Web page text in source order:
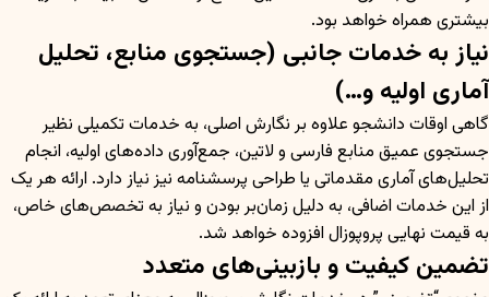
بیشتری همراه خواهد بود.
نیاز به خدمات جانبی (جستجوی منابع، تحلیل
آماری اولیه و…)
گاهی اوقات دانشجو علاوه بر نگارش اصلی، به خدمات تکمیلی نظیر
جستجوی عمیق منابع فارسی و لاتین، جمع‌آوری داده‌های اولیه، انجام
تحلیل‌های آماری مقدماتی یا طراحی پرسشنامه نیز نیاز دارد. ارائه هر یک
از این خدمات اضافی، به دلیل زمان‌بر بودن و نیاز به تخصص‌های خاص،
به قیمت نهایی پروپوزال افزوده خواهد شد.
تضمین کیفیت و بازبینی‌های متعدد